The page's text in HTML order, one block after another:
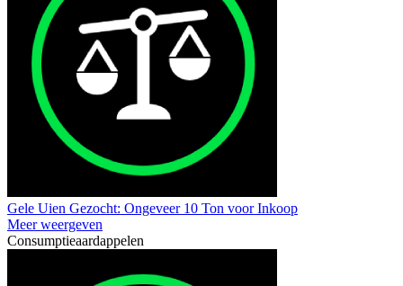
Gele Uien Gezocht: Ongeveer 10 Ton voor Inkoop
Meer weergeven
Consumptieaardappelen